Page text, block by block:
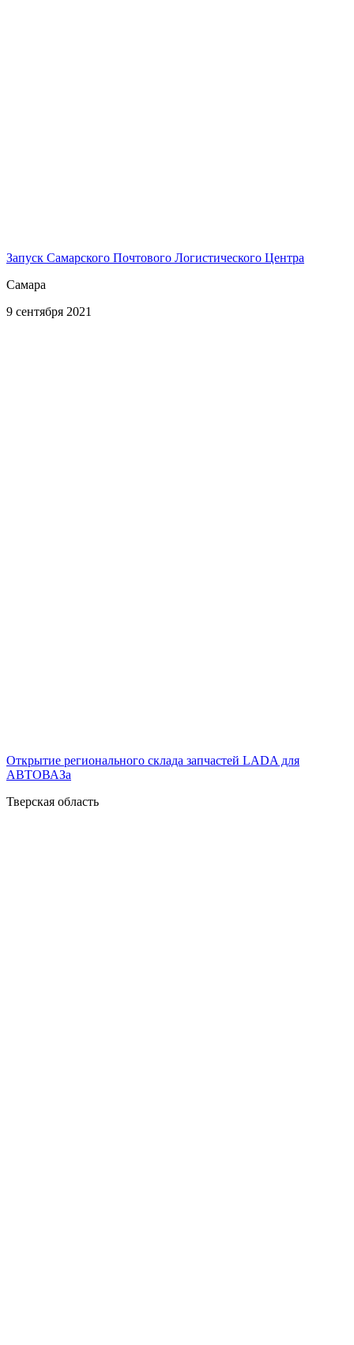
Запуск Самарского Почтового Логистического Центра
Самара
9 сентября 2021
Открытие регионального склада запчастей LADA для
АВТОВАЗа
Тверская область